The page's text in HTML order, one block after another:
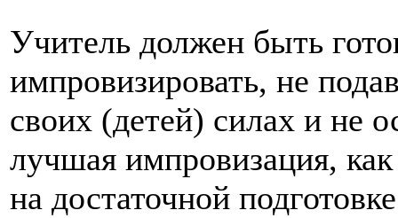
Учитель должен быть
импровизировать, не
своих (детей) силах и не
лучшая импровизация, как
на достаточной